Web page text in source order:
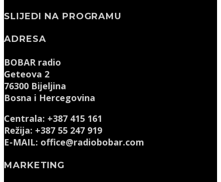
SLIJEDI NA PROGRAMU
ADRESA
BOBAR radio
Geteova 2
76300 Bijeljina
Bosna i Hercegovina
Centrala: +387 415 161
Režija: +387 55 247 919
E-MAIL: office@radiobobar.com
MARKETING